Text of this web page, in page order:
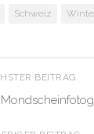
Schweiz
BEITRAG